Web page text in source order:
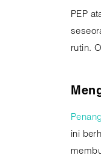
PEP
rutin.
ini